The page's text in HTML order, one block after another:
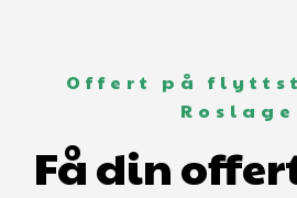
Offert på
Få din